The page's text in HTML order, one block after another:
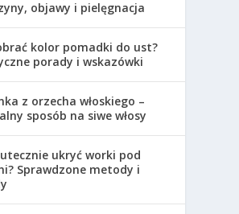
objawy i pielęgnacja
kolor pomadki do ust?
porady i wskazówki
z orzecha włoskiego –
sposób na siwe włosy
ukryć worki pod
Sprawdzone metody i